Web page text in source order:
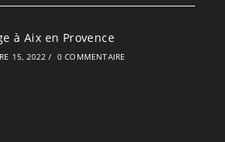
à Aix en Provence
15, 2022 / 0 COMMENTAIRE